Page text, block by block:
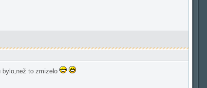
bylo,než to zmizelo